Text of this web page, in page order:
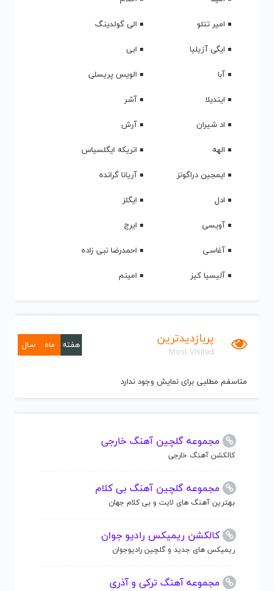
امیر تتلو
الی گولدینگ
ایگی آزیلیا
ابی
آبا
الویس پریسلی
ایندیلا
آشر
اد شیران
آرش
الهه
انریکه ایگلسیاس
ایمجین دراگونز
آریانا گرانده
ادل
ایگلز
آویسی
ایرج
آغاسی
احمدرضا نبی زاده
آلیسیا کیز
امینم
پربازدیدترین
Most Visited
هفته ماه سال
متاسفم مطلبی برای نمایش وجود ندارد
مجموعه گلچین آهنگ خارجی
کالکشن آهنگ خارجی
مجموعه گلچین آهنگ بی کلام
بهترین آهنگ های لایت و بی کلام جهان
کالکشن ریمیکس رادیو جوان
ریمیکس های جدید و گلچین رادیوجوان
مجموعه آهنگ ترکی و آذری